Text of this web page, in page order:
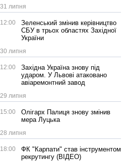
31 липня
12:00
Зеленський змінив керівництво
СБУ в трьох областях Західної
України
30 липня
12:00
Західна Україна знову під
ударом. У Львові атаковано
авіаремонтний завод
29 липня
15:00
Олігарх Палиця знову змінив
мера Луцька
28 липня
18:00
ФК "Карпати" став інструментом
рекрутингу (ВІДЕО)